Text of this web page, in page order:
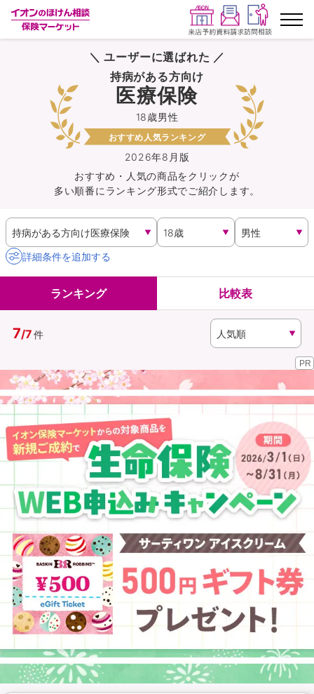
ランキングから探す
保険を比較する
保険会社から探す
イオンカード会員さま専用保険
キャンペーン一覧
コラム
イオングループ従業員さま向け
（無料） （無料）
イオンカード会員さま専用保険
＼ ユーザーに選ばれた ／
2026年8月版
18歳男性
持病がある方向け
医療保険
おすすめ人気ランキング
おすすめ・人気の商品をクリックが
多い順番にランキング形式でご紹介します。
詳細条件を追加する
ランキング 比較表
7/7件
PR